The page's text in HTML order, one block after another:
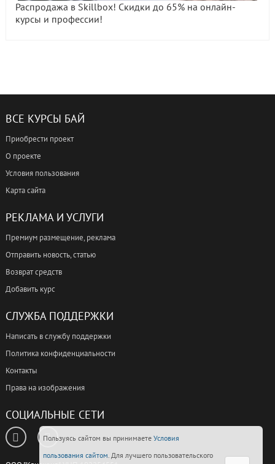
Распродажа в Skillbox! Скидки до 65% на онлайн-
курсы и профессии!
ВСЕ КУРСЫ БАЙ
Приобрести проект
О проекте
Условия пользования
Карта сайта
РЕКЛАМА И УСЛУГИ
Премиум размещение, реклама
Отправить новость, статью
Возврат средств
Добавить курс
СЛУЖБА ПОДДЕРЖКИ
Написать в службу поддержки
Политика конфиденциальности
Контакты
Права на изображения
СОЦИАЛЬНЫЕ СЕТИ
Пользуясь сайтом вы принимаете Условия
пользования сайтом. Для лучшего пользовательского